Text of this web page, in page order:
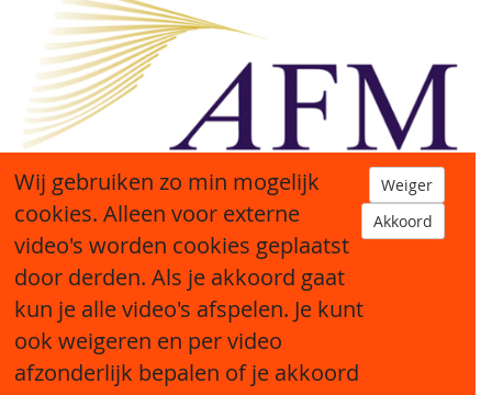
Wij gebruiken zo min mogelijk
cookies. Alleen voor externe
video's worden cookies geplaatst
door derden. Als je akkoord gaat
kun je alle video's afspelen. Je kunt
ook weigeren en per video
afzonderlijk bepalen of je akkoord
Weiger
Akkoord